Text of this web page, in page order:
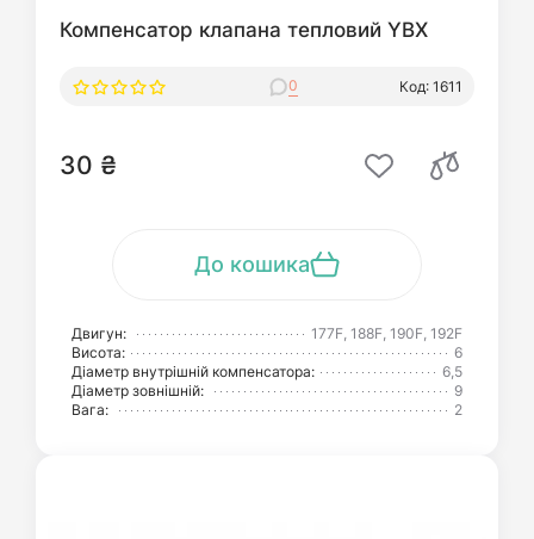
Компенсатор клапана тепловий YBX
0 Код: 1611
30 ₴
До кошика
Двигун:
177F, 188F, 190F, 192F
Висота:
6
Діаметр внутрішній компенсатора:
6,5
Діаметр зовнішній:
9
Вага:
2